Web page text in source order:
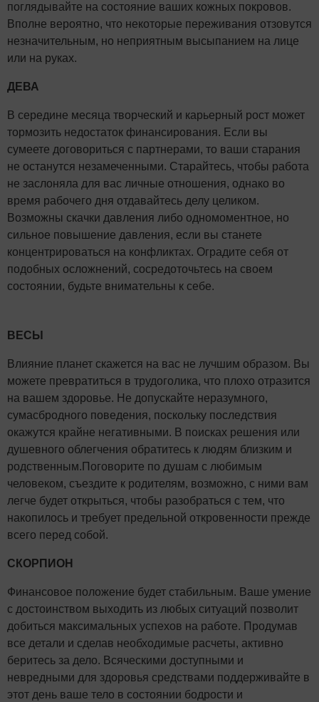
поглядывайте на состояние ваших кожных покровов.
Вполне вероятно, что некоторые переживания отзовутся
незначительным, но неприятным высыпанием на лице
или на руках.
ДЕВА
В середине месяца творческий и карьерный рост может
тормозить недостаток финансирования. Если вы
сумеете договориться с партнерами, то ваши старания
не останутся незамеченными. Старайтесь, чтобы работа
не заслоняла для вас личные отношения, однако во
время рабочего дня отдавайтесь делу целиком.
Возможны скачки давления либо одномоментное, но
сильное повышение давления, если вы станете
концентрироваться на конфликтах. Оградите себя от
подобных осложнений, сосредоточьтесь на своем
состоянии, будьте внимательны к себе.
ВЕСЫ
Влияние планет скажется на вас не лучшим образом. Вы
можете превратиться в трудоголика, что плохо отразится
на вашем здоровье. Не допускайте неразумного,
сумасбродного поведения, поскольку последствия
окажутся крайне негативными. В поисках решения или
душевного облегчения обратитесь к людям близким и
родственным.Поговорите по душам с любимым
человеком, съездите к родителям, возможно, с ними вам
легче будет открыться, чтобы разобраться с тем, что
накопилось и требует предельной откровенности прежде
всего перед собой.
СКОРПИОН
Финансовое положение будет стабильным. Ваше умение
с достоинством выходить из любых ситуаций позволит
добиться максимальных успехов на работе. Продумав
все детали и сделав необходимые расчеты, активно
беритесь за дело. Всяческими доступными и
невредными для здоровья средствами поддерживайте в
этот день ваше тело в состоянии бодрости и